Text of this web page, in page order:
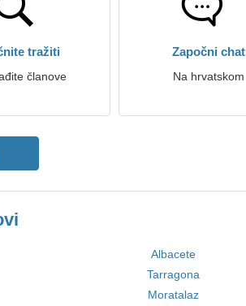
tražiti
članove
Započni chat
Na hrvatskom
Albacete
Tarragona
Moratalaz